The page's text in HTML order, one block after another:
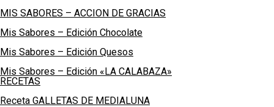
MIS SABORES – ACCION DE GRACIAS
Mis Sabores – Edición Chocolate
Mis Sabores – Edición Quesos
Mis Sabores – Edición «LA CALABAZA»
RECETAS
Receta GALLETAS DE MEDIALUNA